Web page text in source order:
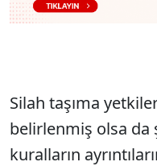
Silah taşıma
belirlenmiş olsa da
kuralların